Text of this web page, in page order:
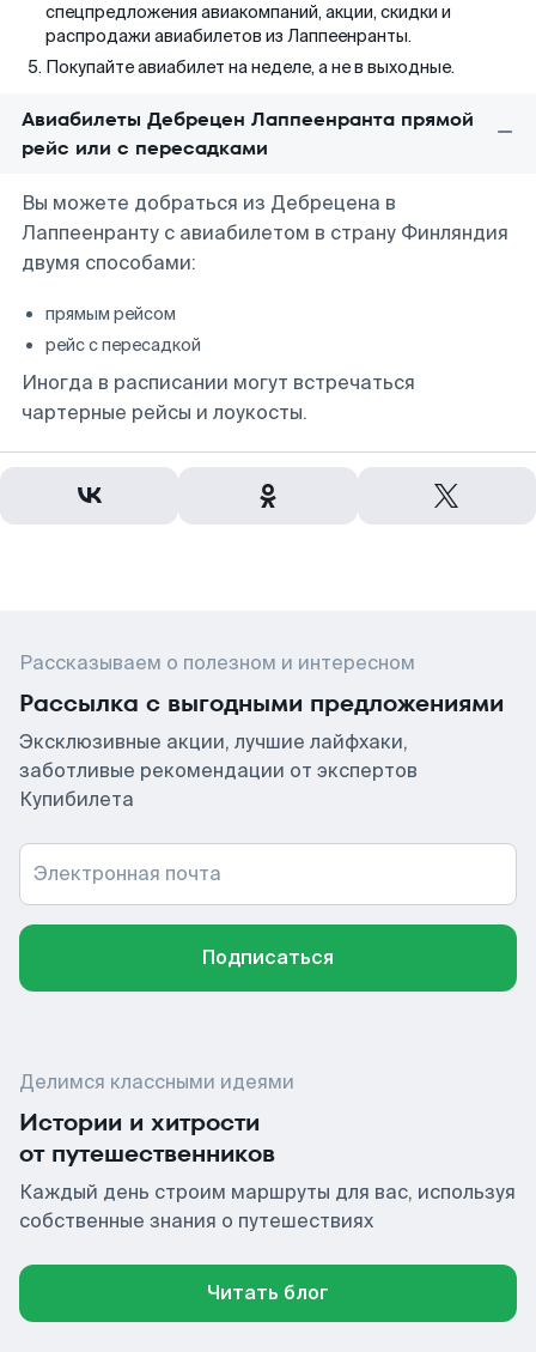
спецпредложения авиакомпаний, акции, скидки и
распродажи авиабилетов из Лаппеенранты.
Покупайте авиабилет на неделе, а не в выходные.
Авиабилеты Дебрецен Лаппеенранта прямой
рейс или с пересадками
Вы можете добраться из Дебрецена в
Лаппеенранту с авиабилетом в страну Финляндия
двумя способами:
прямым рейсом
рейс с пересадкой
Иногда в расписании могут встречаться
чартерные рейсы и лоукосты.
Рассказываем о полезном и интересном
Рассылка с выгодными предложениями
Эксклюзивные акции, лучшие лайфхаки,
заботливые рекомендации от экспертов
Купибилета
Электронная почта
Подписаться
Делимся классными идеями
Истории и хитрости
от путешественников
Каждый день строим маршруты для вас, используя
собственные знания о путешествиях
Читать блог